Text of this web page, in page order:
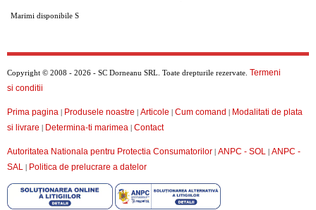
Marimi disponibile S
Copyright © 2008 - 2026 - SC Dorneanu SRL. Toate drepturile rezervate. Termeni
si conditii
Prima pagina | Produsele noastre | Articole | Cum comand | Modalitati de plata
si livrare | Determina-ti marimea | Contact
Autoritatea Nationala pentru Protectia Consumatorilor | ANPC - SOL | ANPC -
SAL | Politica de prelucrare a datelor